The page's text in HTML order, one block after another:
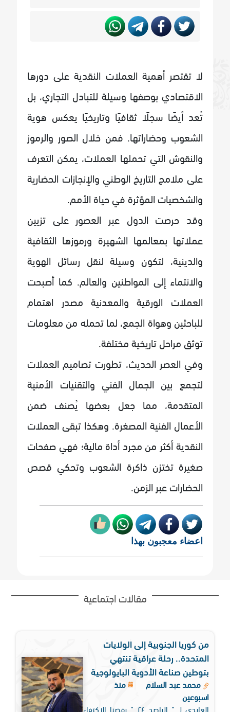
لا تقتصر أهمية العملات النقدية على دورها
الاقتصادي بوصفها وسيلة للتبادل التجاري، بل
تُعد أيضًا سجلًا ثقافيًا وتاريخيًا يعكس هوية
الشعوب وحضاراتها. فمن خلال الصور والرموز
والنقوش التي تحملها العملات، يمكن التعرف
على ملامح التاريخ الوطني والإنجازات الحضارية
والشخصيات المؤثرة في حياة الأمم.
وقد حرصت الدول عبر العصور على تزيين
عملاتها بمعالمها الشهيرة ورموزها الثقافية
والدينية، لتكون وسيلة لنقل رسائل الهوية
والانتماء إلى المواطنين والعالم. كما أصبحت
العملات الورقية والمعدنية مصدر اهتمام
للباحثين وهواة الجمع، لما تحمله من معلومات
توثق مراحل تاريخية مختلفة.
وفي العصر الحديث، تطورت تصاميم العملات
لتجمع بين الجمال الفني والتقنيات الأمنية
المتقدمة، مما جعل بعضها يُصنف ضمن
الأعمال الفنية المصغرة. وهكذا تبقى العملات
النقدية أكثر من مجرد أداة مالية؛ فهي صفحات
صغيرة تختزن ذاكرة الشعوب وتحكي قصص
الحضارات عبر الزمن.
اعضاء معجبون بهذا
مقالات اجتماعية
من كوريا الجنوبية إلى الولايات
المتحدة.. رحلة عراقية تنتهي
بتوطين صناعة الأدوية البايولوجية
محمد عبد السلام
منذ
اسبوعين
العابدي لـ ” الراصد ٢٤ ” رفضنا الاكتفاء